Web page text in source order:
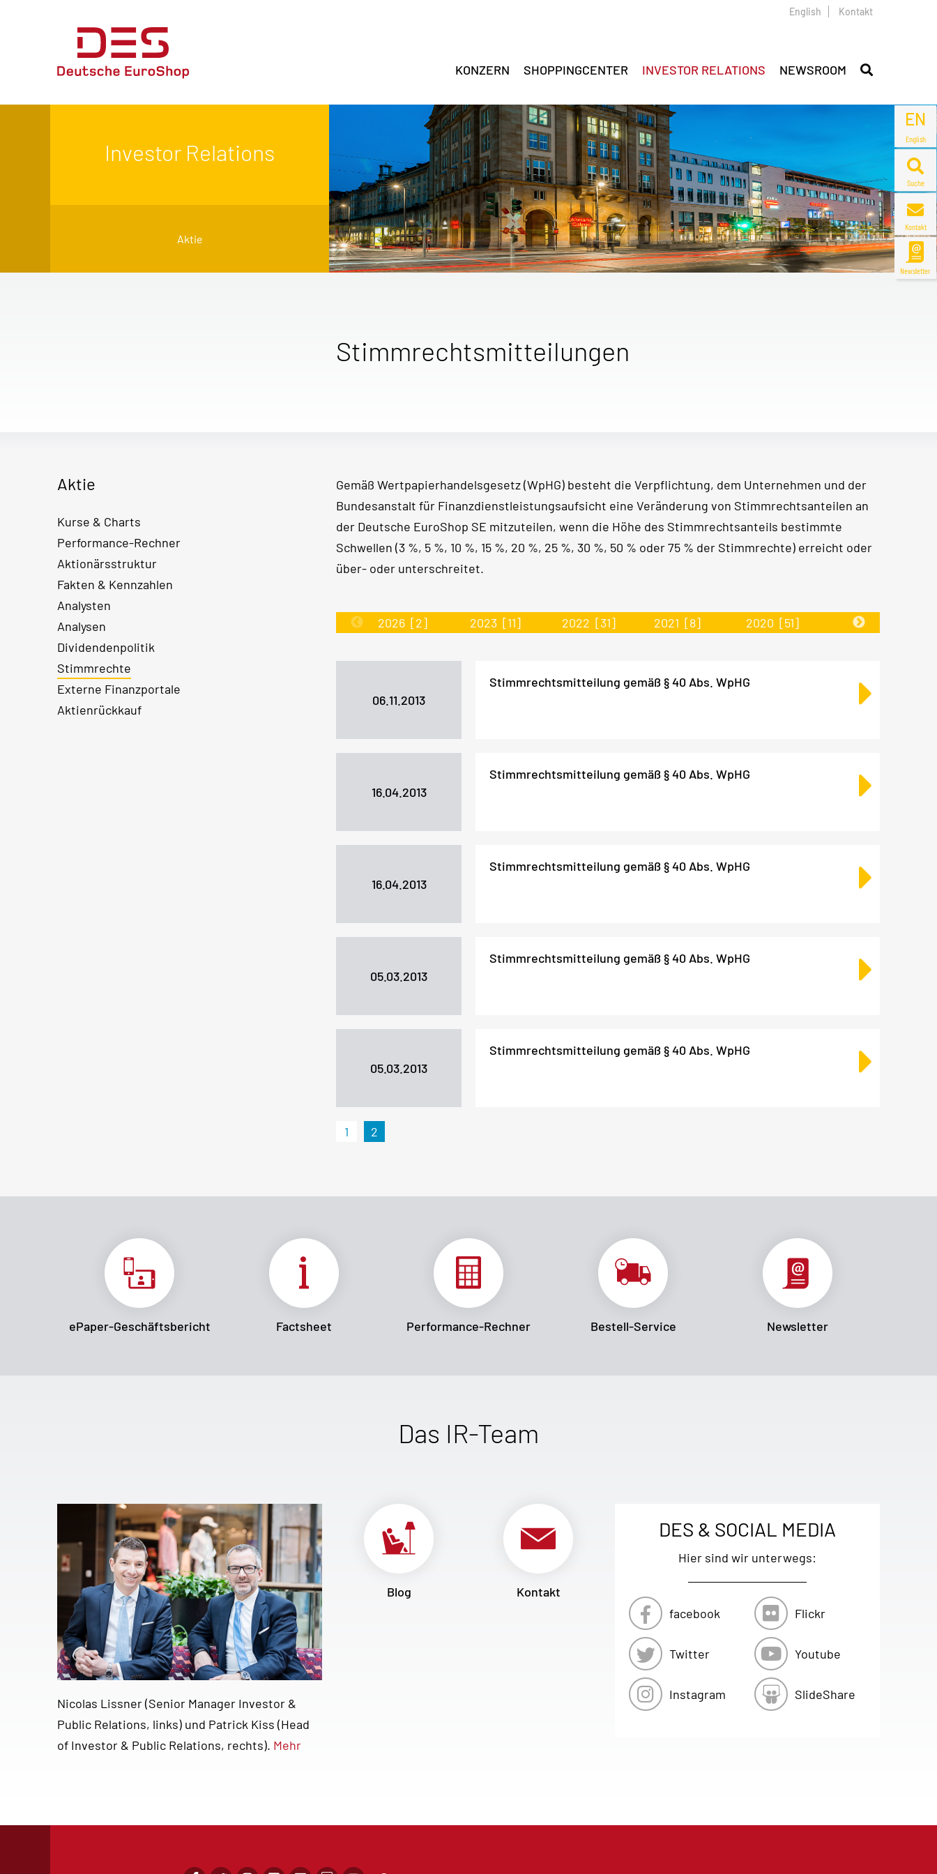
EN
English
Suche
Kontakt
Newsletter
English Kontakt
KONZERN SHOPPINGCENTER INVESTOR RELATIONS NEWSROOM
Investor Relations
Aktie
Stimmrechtsmitteilungen
Aktie
Kurse & Charts
Performance-Rechner
Aktionärsstruktur
Fakten & Kennzahlen
Analysten
Analysen
Dividendenpolitik
Stimmrechte
Externe Finanzportale
Aktienrückkauf
Gemäß Wertpapierhandelsgesetz (WpHG) besteht die Verpflichtung, dem Unternehmen und der
Bundesanstalt für Finanzdienstleistungsaufsicht eine Veränderung von Stimmrechtsanteilen an
der Deutsche EuroShop SE mitzuteilen, wenn die Höhe des Stimmrechtsanteils bestimmte
Schwellen (3 %, 5 %, 10 %, 15 %, 20 %, 25 %, 30 %, 50 % oder 75 % der Stimmrechte) erreicht oder
über- oder unterschreitet.
2026 [2] 2023 [11] 2022 [31] 2021 [8] 2020 [51] 2019
06.11.2013
Stimmrechtsmitteilung gemäß § 40 Abs. WpHG
16.04.2013
Stimmrechtsmitteilung gemäß § 40 Abs. WpHG
16.04.2013
Stimmrechtsmitteilung gemäß § 40 Abs. WpHG
05.03.2013
Stimmrechtsmitteilung gemäß § 40 Abs. WpHG
05.03.2013
Stimmrechtsmitteilung gemäß § 40 Abs. WpHG
1 2
ePaper-Geschäftsbericht Factsheet Performance-Rechner Bestell-Service Newsletter
Das IR-Team
Nicolas Lissner (Senior Manager Investor &
Public Relations, links) und Patrick Kiss (Head
of Investor & Public Relations, rechts). Mehr
Blog Kontakt
DES & SOCIAL MEDIA
Hier sind wir unterwegs:
facebook
Twitter
Instagram
Flickr
Youtube
SlideShare